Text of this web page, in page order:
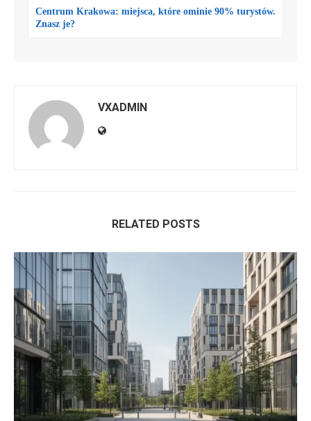
Centrum Krakowa: miejsca, które ominie 90% turystów.
Znasz je?
VXADMIN
RELATED POSTS